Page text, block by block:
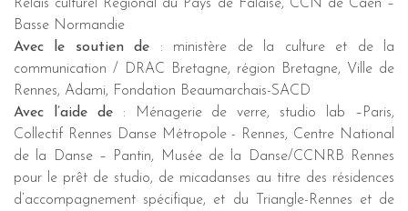
Relais culturel Régional du Pays de Falaise, CCN de Caen –
Basse Normandie
Avec le soutien de : ministère de la culture et de la
communication / DRAC Bretagne, région Bretagne, Ville de
Rennes, Adami, Fondation Beaumarchais-SACD
Avec l’aide de : Ménagerie de verre, studio lab –Paris,
Collectif Rennes Danse Métropole - Rennes, Centre National
de la Danse – Pantin, Musée de la Danse/CCNRB Rennes
pour le prêt de studio, de micadanses au titre des résidences
d’accompagnement spécifique, et du Triangle-Rennes et de